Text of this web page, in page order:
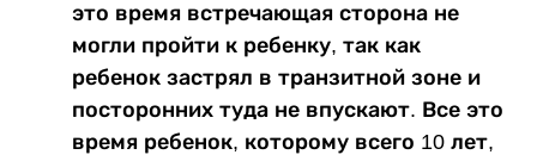
это время встречающая сторона не
могли пройти к ребенку, так как
ребенок застрял в транзитной зоне и
посторонних туда не впускают. Все это
время ребенок, которому всего 10 лет,